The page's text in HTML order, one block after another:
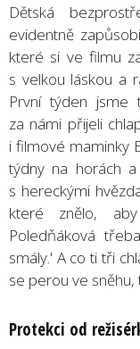
Dětská
evidentně
které si ve filmu
s velkou láskou a
První týden
za námi přijeli
i filmové maminky
týdny na horách
s hereckými
které znělo,
Poledňáková
smály.' A co ti tři
se perou ve sněhu,
Protekci od režisé